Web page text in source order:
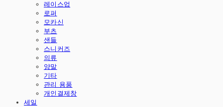
레이스업
로퍼
모카신
부츠
샌들
스니커즈
의류
양말
기타
관리 용품
개인결제창
세일